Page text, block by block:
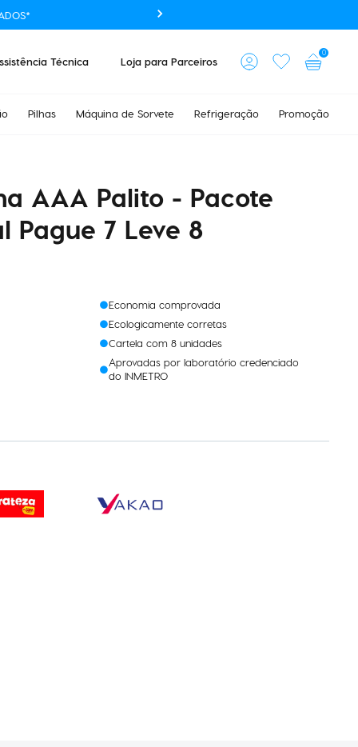
Técnica Loja para Parceiros
0
Pilhas Máquina de Sorvete Refrigeração Promoção
AAA Palito - Pacote
Pague 7 Leve 8
Economia comprovada
Ecologicamente corretas
Cartela com 8 unidades
Aprovadas por laboratório credenciado
do INMETRO